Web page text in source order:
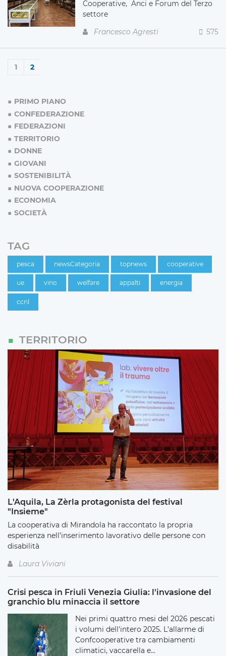
Cooperative, Anci e Forum del Terzo
settore
Francesco Agresti
575
1 2
PRIMO PIANO
CONFEDERAZIONE
FEDERAZIONI
TERRITORIO
DONNE
GIOVANI
SOSTENIBILITÀ
NUOVA COOPERAZIONE
ECONOMIA
SOCIETÀ
TAG
pesca newsCategoria topnews cooperative
ue vino welfare appalti energia
ccnl
TERRITORIO
L'Aquila, La Zèrla protagonista del festival
"Insieme"
La cooperativa di Mirandola ha raccontato la propria
esperienza nell’inserimento lavorativo delle persone con
disabilità
Laura Viviani
Crisi pesca in Friuli Venezia Giulia: l'invasione del
granchio blu minaccia il settore
Nei primi quattro mesi del 2026 pescati
i volumi dell'intero 2025. L'allarme di
Confcooperative tra cambiamenti
climatici, vaccarella e...